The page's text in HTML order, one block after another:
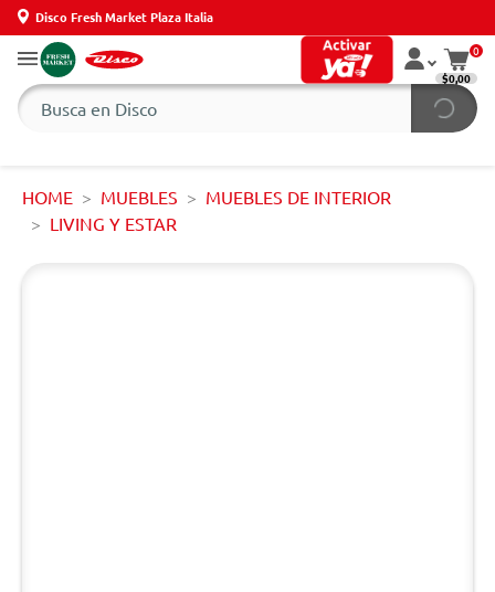
Disco Fresh Market Plaza Italia
0
$0,00
HOME MUEBLES
MUEBLES DE INTERIOR
LIVING Y ESTAR